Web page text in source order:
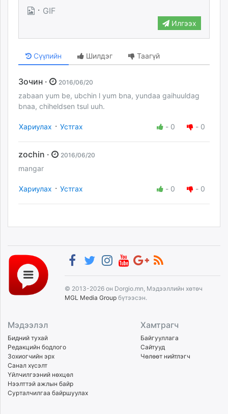
· GIF
Илгээх
Сүүлийн Шилдэг Таагүй
Зочин · 2016/06/20
zabaan yum be, ubchin l yum bna, yundaa gaihuuldag
bnaa, chiheldsen tsul uuh.
Хариулах · Устгах - 0 - 0
zochin · 2016/06/20
mangar
Хариулах · Устгах - 0 - 0
© 2013-2026 он Dorgio.mn, Мэдээллийн хөтөч
MGL Media Group бүтээсэн.
Мэдээлэл
Бидний тухай
Редакцийн бодлого
Зохиогчийн эрх
Санал хүсэлт
Үйлчилгээний нөхцөл
Нээлттэй ажлын байр
Сурталчилгаа байршуулах
Хамтрагч
Байгууллага
Сайтууд
Чөлөөт нийтлэгч